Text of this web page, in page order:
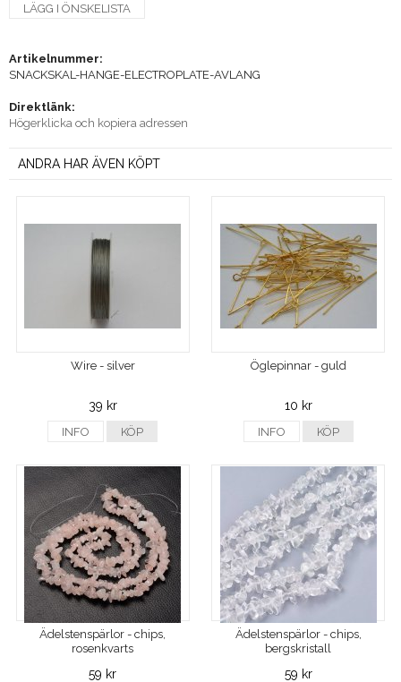
LÄGG I ÖNSKELISTA
Artikelnummer:
SNACKSKAL-HANGE-ELECTROPLATE-AVLANG
Direktlänk:
Högerklicka och kopiera adressen
ANDRA HAR ÄVEN KÖPT
Wire - silver
39 kr
INFO KÖP
Öglepinnar - guld
10 kr
INFO KÖP
Ädelstenspärlor - chips,
rosenkvarts
59 kr
Ädelstenspärlor - chips,
bergskristall
59 kr